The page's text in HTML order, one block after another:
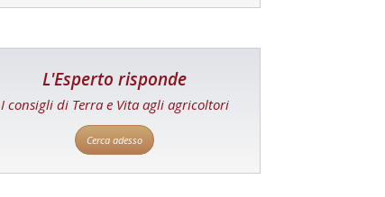
L'Esperto risponde
I consigli di Terra e Vita agli agricoltori
Cerca adesso